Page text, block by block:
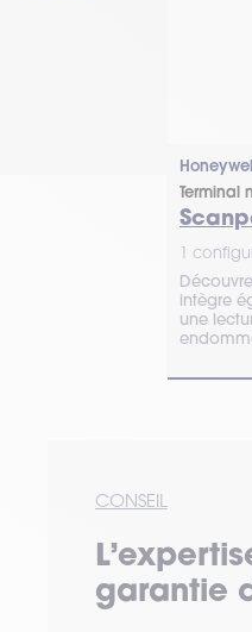
Terminal
1
intègre
une
CONSEIL
garantie